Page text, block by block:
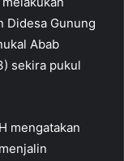
Didesa Gunung
Abab
sekira pukul
mengatakan